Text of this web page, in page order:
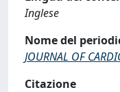
Inglese
Nome del
JOURNAL OF
Citazione